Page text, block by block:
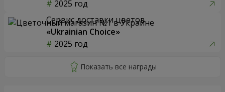
2025 год
Сервис доставки цветов
«Ukrainian Choice»
2025 год